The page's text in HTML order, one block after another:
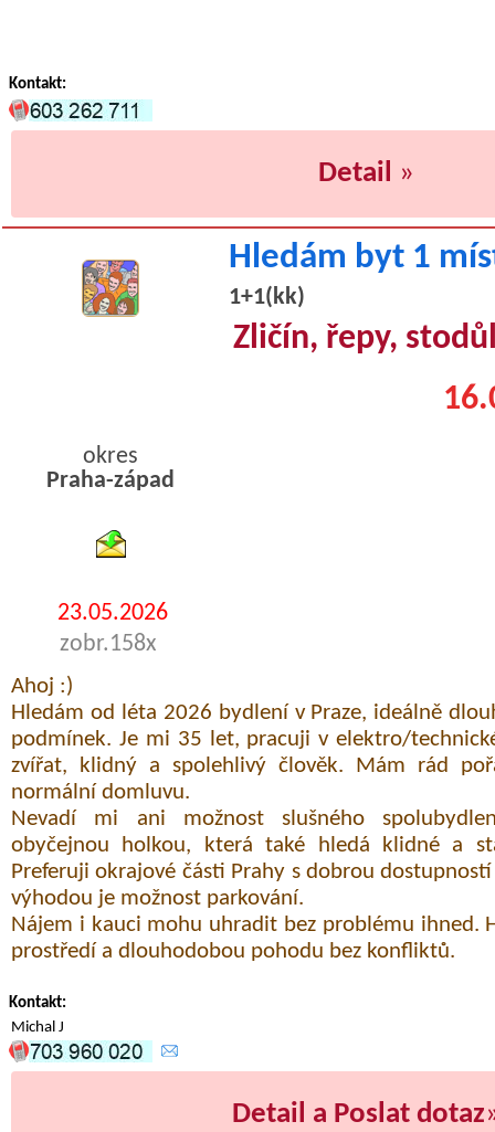
Kontakt:
Detail »
Hledám byt 1
1+1(kk)
Zličín, řepy,
okres
Praha-západ
23.05.2026
zobr.158x
Ahoj :)
Hledám od léta 2026 bydlení v Praze, ideálně
podmínek. Je mi 35 let, pracuji v elektro/
zvířat, klidný a spolehlivý člověk. Mám rád
normální domluvu.
Nevadí mi ani možnost slušného
obyčejnou holkou, která také hledá klidné a
Preferuji okrajové části Prahy s dobrou
výhodou je možnost parkování.
Nájem i kauci mohu uhradit bez problému ihned.
prostředí a dlouhodobou pohodu bez konfliktů.
Kontakt:
Michal J
Detail a Poslat dotaz